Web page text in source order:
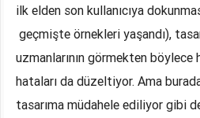
ilk elden son kullanıcıya
geçmişte örnekleri yaşandı),
uzmanlarının görmekten
hataları da düzeltiyor. Ama
tasarıma müdahele ediliyor gibi